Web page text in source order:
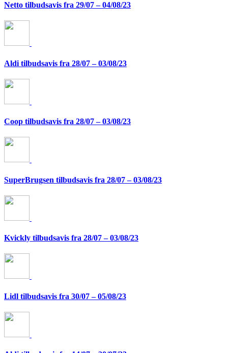
Netto tilbudsavis fra 29/07 – 04/08/23
Aldi tilbudsavis fra 28/07 – 03/08/23
Coop tilbudsavis fra 28/07 – 03/08/23
SuperBrugsen tilbudsavis fra 28/07 – 03/08/23
Kvickly tilbudsavis fra 28/07 – 03/08/23
Lidl tilbudsavis fra 30/07 – 05/08/23